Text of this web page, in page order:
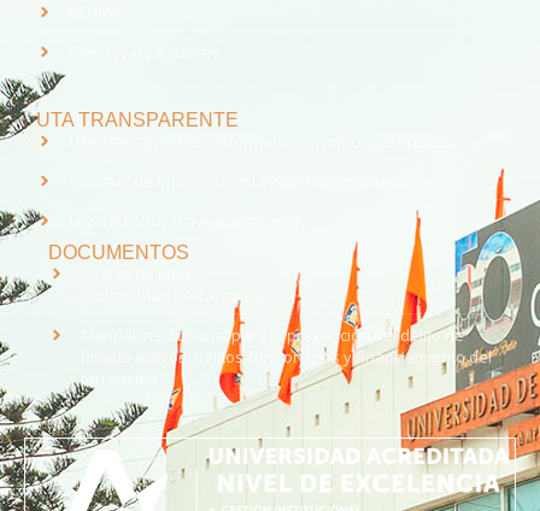
UTA TRANSPARENTE
DOCUMENTOS
Universidad de Tarapacá
Manual institucional para la prevención del delito de
lavado activos, delitos funcionarios y financiamiento del
terrorismo